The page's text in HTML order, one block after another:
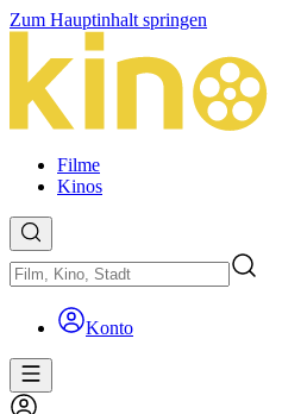
Zum Hauptinhalt springen
Filme
Kinos
Konto